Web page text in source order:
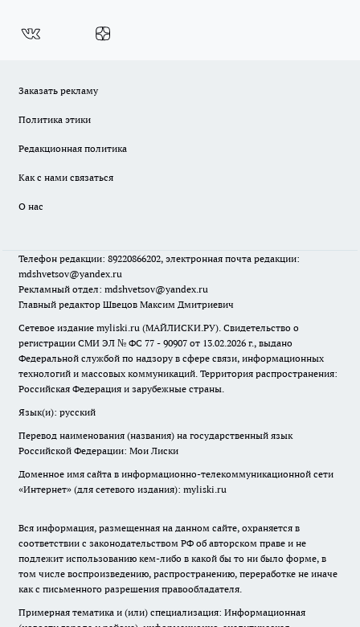
Заказать рекламу
Политика этики
Редакционная политика
Как с нами связаться
О нас
Телефон редакции: 89220866202, электронная почта редакции:
mdshvetsov@yandex.ru
Рекламный отдел: mdshvetsov@yandex.ru
Главный редактор Швецов Максим Дмитриевич
Сетевое издание myliski.ru (МАЙЛИСКИ.РУ). Свидетельство о
регистрации СМИ ЭЛ № ФС 77 - 90907 от 13.02.2026 г., выдано
Федеральной службой по надзору в сфере связи, информационных
технологий и массовых коммуникаций. Территория распространения:
Российская Федерация и зарубежные страны.
Язык(и): русский
Перевод наименования (названия) на государственный язык
Российской Федерации: Мои Лиски
Доменное имя сайта в информационно-телекоммуникационной сети
«Интернет» (для сетевого издания): myliski.ru
Вся информация, размещенная на данном сайте, охраняется в
соответствии с законодательством РФ об авторском праве и не
подлежит использованию кем-либо в какой бы то ни было форме, в
том числе воспроизведению, распространению, переработке не иначе
как с письменного разрешения правообладателя.
Примерная тематика и (или) специализация: Информационная